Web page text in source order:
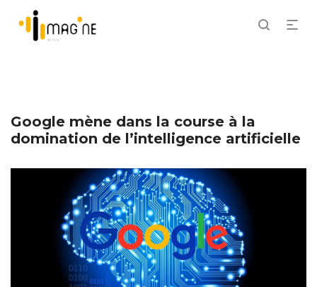
Google mène dans la course à la
domination de l’intelligence artificielle